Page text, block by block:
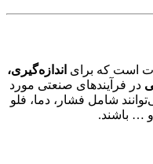
است که برای اندازه‌گیری،
در فرآیندهای صنعتی مورد
شامل فشار، دما، فلو